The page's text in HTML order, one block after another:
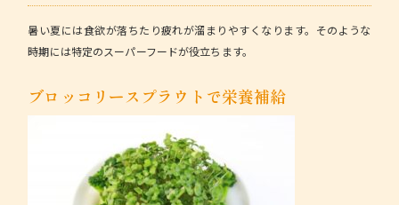
暑い夏には食欲が落ちたり疲れが溜まりやすくなります。そのような
時期には特定のスーパーフードが役立ちます。
ブロッコリースプラウトで栄養補給